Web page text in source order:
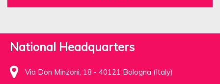
National Headquarters
Via Don Minzoni, 18 - 40121 Bologna (Italy)